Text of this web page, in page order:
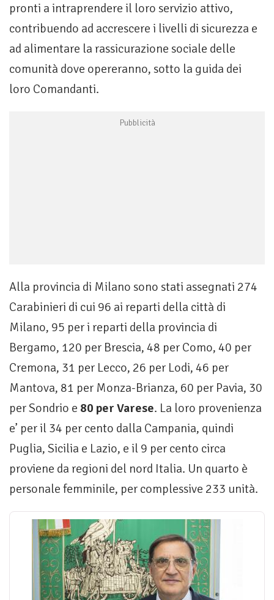
pronti a intraprendere il loro servizio attivo,
contribuendo ad accrescere i livelli di sicurezza e
ad alimentare la rassicurazione sociale delle
comunità dove opereranno, sotto la guida dei
loro Comandanti.
Alla provincia di Milano sono stati assegnati 274
Carabinieri di cui 96 ai reparti della città di
Milano, 95 per i reparti della provincia di
Bergamo, 120 per Brescia, 48 per Como, 40 per
Cremona, 31 per Lecco, 26 per Lodi, 46 per
Mantova, 81 per Monza-Brianza, 60 per Pavia, 30
per Sondrio e 80 per Varese. La loro provenienza
e’ per il 34 per cento dalla Campania, quindi
Puglia, Sicilia e Lazio, e il 9 per cento circa
proviene da regioni del nord Italia. Un quarto è
personale femminile, per complessive 233 unità.